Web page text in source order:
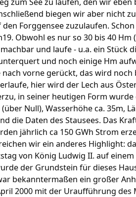
biegen wir aber nicht
Forggensee zuzulaufen.
Obwohl es nur so 30 bis 40
und laufe - u.a. ein Stück
und noch einige Hm
vorne gerückt, das wird noch
hier wird der Lech aus
in seiner heutigen Form
Null), Wasserhöhe ca. 35m,
die Daten des Stausees. Das
jährlich ca 150 GWh Strom
wir ein anderes Highlight:
von König Ludwig II. auf
der Grundstein für dieses
bekanntermaßen ein großer
2000 mit der Uraufführung des